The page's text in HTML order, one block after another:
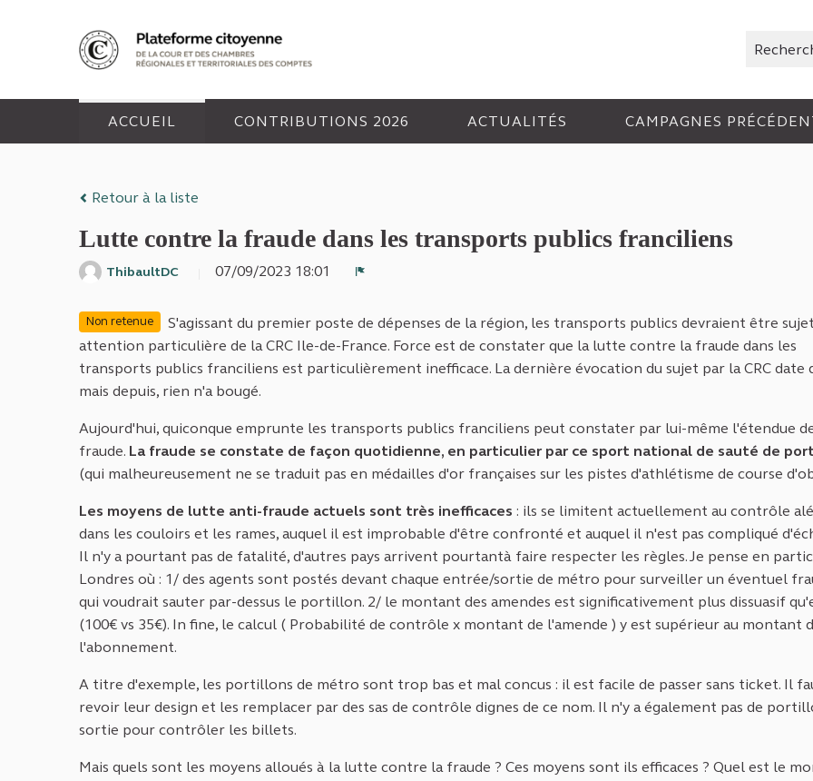
Rechercher
ACCUEIL CONTRIBUTIONS 2026 ACTUALITÉS CAMPAGNES
Retour à la liste
Lutte contre la fraude dans les transports publics franciliens
ThibaultDC
07/09/2023 18:01
Non retenue
S'agissant du premier poste de dépenses de la région, les transports publics devraient être
attention particulière de la CRC Ile-de-France. Force est de constater que la lutte contre la fraude dans les
transports publics franciliens est particulièrement inefficace. La dernière évocation du sujet par la CRC date
mais depuis, rien n'a bougé.
Aujourd'hui, quiconque emprunte les transports publics franciliens peut constater par lui-même l'étendue
fraude. La fraude se constate de façon quotidienne, en particulier par ce sport national de sauté de
(qui malheureusement ne se traduit pas en médailles d'or françaises sur les pistes d'athlétisme de course
Les moyens de lutte anti-fraude actuels sont très inefficaces : ils se limitent actuellement au contrôle
dans les couloirs et les rames, auquel il est improbable d'être confronté et auquel il n'est pas compliqué
Il n'y a pourtant pas de fatalité, d'autres pays arrivent pourtantà faire respecter les règles. Je pense en
Londres où : 1/ des agents sont postés devant chaque entrée/sortie de métro pour surveiller un éventuel
qui voudrait sauter par-dessus le portillon. 2/ le montant des amendes est significativement plus dissuasif
(100€ vs 35€). In fine, le calcul ( Probabilité de contrôle x montant de l'amende ) y est supérieur au montant
l'abonnement.
A titre d'exemple, les portillons de métro sont trop bas et mal concus : il est facile de passer sans ticket. Il
revoir leur design et les remplacer par des sas de contrôle dignes de ce nom. Il n'y a également pas de
sortie pour contrôler les billets.
Mais quels sont les moyens alloués à la lutte contre la fraude ? Ces moyens sont ils efficaces ? Quel est le